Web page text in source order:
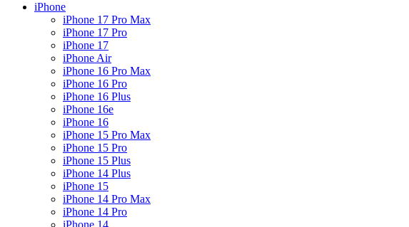
iPhone
iPhone 17 Pro Max
iPhone 17 Pro
iPhone 17
iPhone Air
iPhone 16 Pro Max
iPhone 16 Pro
iPhone 16 Plus
iPhone 16e
iPhone 16
iPhone 15 Pro Max
iPhone 15 Pro
iPhone 15 Plus
iPhone 14 Plus
iPhone 15
iPhone 14 Pro Max
iPhone 14 Pro
iPhone 14